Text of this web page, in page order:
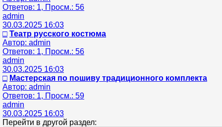
Ответов: 1, Просм.: 56
admin
30.03.2025 16:03
□ Театр русского костюма
Автор: admin
Ответов: 1, Просм.: 56
admin
30.03.2025 16:03
□ Мастерская по пошиву традиционного комплекта
Автор: admin
Ответов: 1, Просм.: 59
admin
30.03.2025 16:03
Перейти в другой раздел: